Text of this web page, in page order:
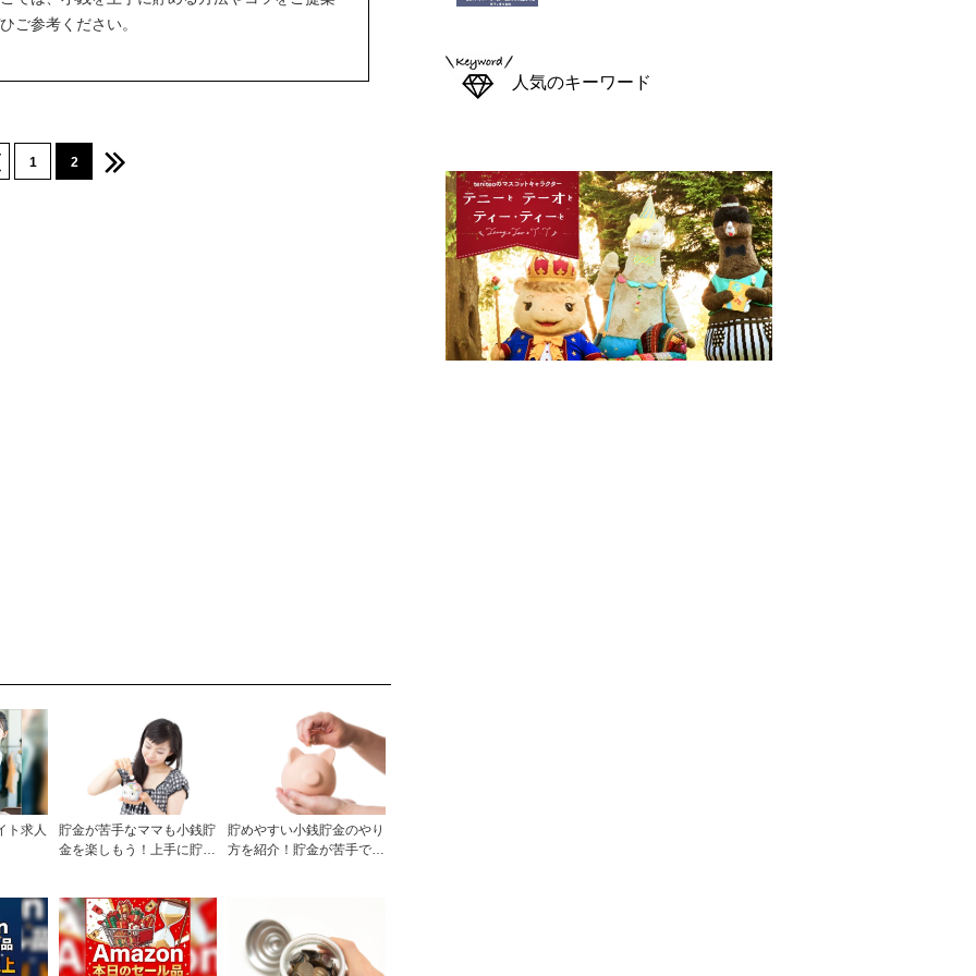
ご参考ください。
1 2
ト求人
貯金が苦手なママも小銭貯
金を楽しもう！上手に貯め
貯めやすい小銭貯金のやり
方を紹介！貯金が苦手でも
人気のキーワード